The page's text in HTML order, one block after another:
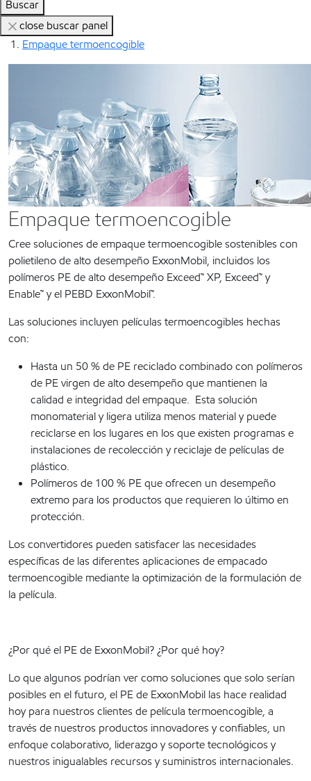
Buscar
close buscar panel
Empaque termoencogible
Empaque termoencogible
Cree soluciones de empaque termoencogible sostenibles con
polietileno de alto desempeño ExxonMobil, incluidos los
polímeros PE de alto desempeño Exceed™ XP, Exceed™ y
Enable™ y el PEBD ExxonMobil™.
Las soluciones incluyen películas termoencogibles hechas
con:
Hasta un 50 % de PE reciclado combinado con polímeros
de PE virgen de alto desempeño que mantienen la
calidad e integridad del empaque. Esta solución
monomaterial y ligera utiliza menos material y puede
reciclarse en los lugares en los que existen programas e
instalaciones de recolección y reciclaje de películas de
plástico.
Polímeros de 100 % PE que ofrecen un desempeño
extremo para los productos que requieren lo último en
protección.
Los convertidores pueden satisfacer las necesidades
específicas de las diferentes aplicaciones de empacado
termoencogible mediante la optimización de la formulación de
la película.
¿Por qué el PE de ExxonMobil? ¿Por qué hoy?
Lo que algunos podrían ver como soluciones que solo serían
posibles en el futuro, el PE de ExxonMobil las hace realidad
hoy para nuestros clientes de película termoencogible, a
través de nuestros productos innovadores y confiables, un
enfoque colaborativo, liderazgo y soporte tecnológicos y
nuestros inigualables recursos y suministros internacionales.